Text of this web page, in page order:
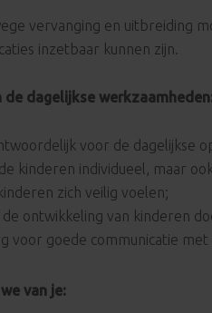
vervanging en uitbreiding
inzetbaar kunnen zijn.
de dagelijkse werkzaamheden:
voor de dagelijkse
kinderen individueel, maar
zich veilig voelen;
ontwikkeling van kinderen
voor goede communicatie met
van je: